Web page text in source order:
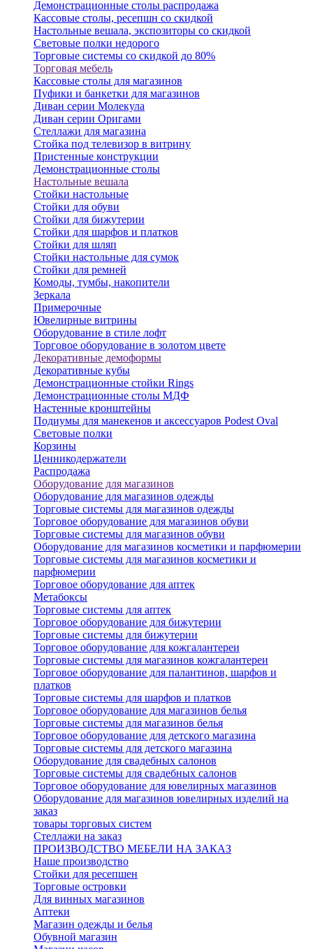
Демонстрационные столы распродажа
Кассовые столы, ресепшн со скидкой
Настольные вешала, экспозиторы со скидкой
Световые полки недорого
Торговые системы со скидкой до 80%
Торговая мебель
Кассовые столы для магазинов
Пуфики и банкетки для магазинов
Диван серии Молекула
Диван серии Оригами
Стеллажи для магазина
Стойка под телевизор в витрину
Пристенные конструкции
Демонстрационные столы
Настольные вешала
Стойки настольные
Стойки для обуви
Стойки для бижутерии
Стойки для шарфов и платков
Стойки для шляп
Стойки настольные для сумок
Стойки для ремней
Комоды, тумбы, накопители
Зеркала
Примерочные
Ювелирные витрины
Оборудование в стиле лофт
Торговое оборудование в золотом цвете
Декоративные демоформы
Декоративные кубы
Демонстрационные стойки Rings
Демонстрационные столы МДФ
Настенные кронштейны
Подиумы для манекенов и аксессуаров Podest Oval
Световые полки
Корзины
Ценникодержатели
Распродажа
Оборудование для магазинов
Оборудование для магазинов одежды
Торговые системы для магазинов одежды
Торговое оборудование для магазинов обуви
Торговые системы для магазинов обуви
Оборудование для магазинов косметики и парфюмерии
Торговые системы для магазинов косметики и
парфюмерии
Торговое оборудование для аптек
Метабоксы
Торговые системы для аптек
Торговое оборудование для бижутерии
Торговые системы для бижутерии
Торговое оборудование для кожгалантереи
Торговые системы для магазинов кожгалантереи
Торговое оборудование для палантинов, шарфов и
платков
Торговые системы для шарфов и платков
Торговое оборудование для магазинов белья
Торговые системы для магазинов белья
Торговое оборудование для детского магазина
Торговые системы для детского магазина
Оборудование для свадебных салонов
Торговые системы для свадебных салонов
Торговое оборудование для ювелирных магазинов
Оборудование для магазинов ювелирных изделий на
заказ
товары торговых систем
Стеллажи на заказ
ПРОИЗВОДСТВО МЕБЕЛИ НА ЗАКАЗ
Наше производство
Стойки для ресепшен
Торговые островки
Для винных магазинов
Аптеки
Магазин одежды и белья
Обувной магазин